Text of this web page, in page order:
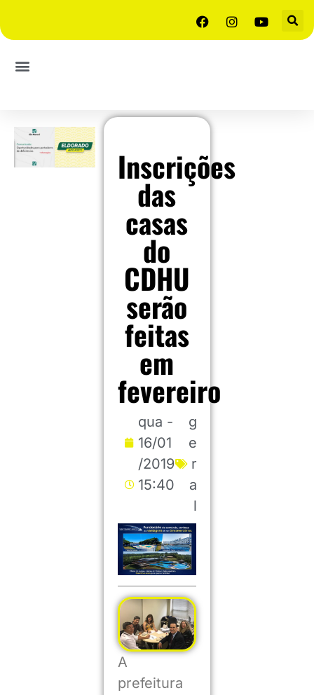
Inscrições
das
casas
do
CDHU
serão
feitas
em
fevereiro
qua -
16/01
/2019
15:40
g
e
r
a
l
A
prefeitura